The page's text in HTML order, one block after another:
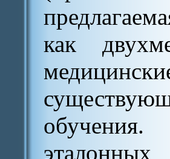
как